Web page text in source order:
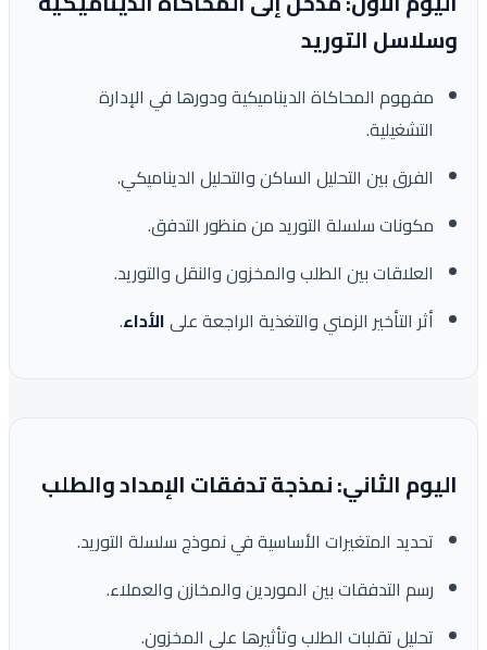
وسلاسل التوريد
مفهوم المحاكاة الديناميكية ودورها في الإدارة
التشغيلية.
الفرق بين التحليل الساكن والتحليل الديناميكي.
مكونات سلسلة التوريد من منظور التدفق.
العلاقات بين الطلب والمخزون والنقل والتوريد.
أثر التأخير الزمني والتغذية الراجعة علىالأداء.
اليوم الثاني: نمذجة تدفقات الإمداد والطلب
تحديد المتغيرات الأساسية في نموذج سلسلة التوريد.
رسم التدفقات بين الموردين والمخازن والعملاء.
تحليل تقلبات الطلب وتأثيرها على المخزون.